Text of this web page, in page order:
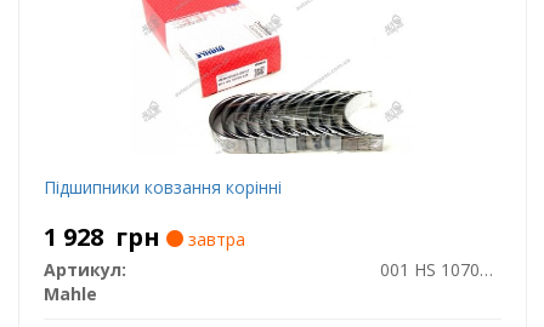
Підшипники ковзання корінні
1 928 грн
завтра
Артикул:
001 HS 10705 025
Mahle